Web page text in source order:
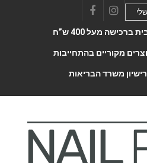
Facebook
מעל 400 ש”ח
מקוריים בהתחייבות
משרד הבריאות